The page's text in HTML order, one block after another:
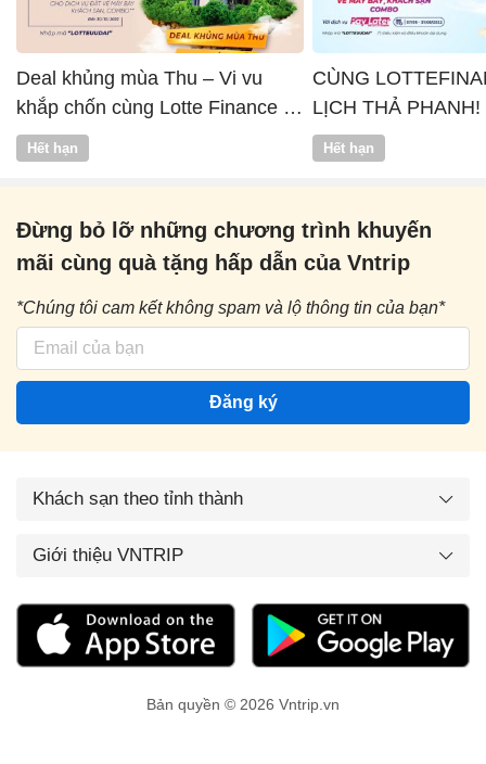
Deal khủng mùa Thu – Vi vu
khắp chốn cùng Lotte Finance x
Vntrip
Hết hạn
CÙNG
LỊCH THẢ PHANH!
Hết hạn
Đừng bỏ lỡ những chương trình khuyến
mãi cùng quà tặng hấp dẫn của Vntrip
*Chúng tôi cam kết không spam và lộ thông tin của bạn*
Đăng ký
Khách sạn theo tỉnh thành
Giới thiệu VNTRIP
Bản quyền © 2026 Vntrip.vn